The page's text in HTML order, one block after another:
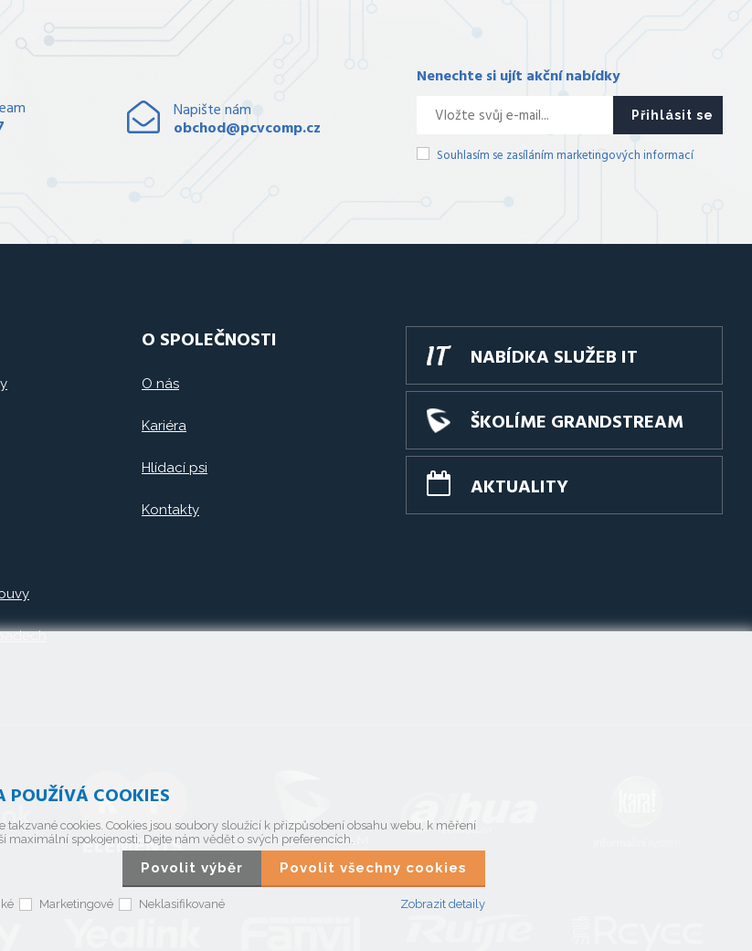
Napište nám
obchod@pcvcomp.cz
Nenechte si ujít akční nabídky
Přihlásit se
Souhlasím se zasíláním marketingových informací
O SPOLEČNOSTI
O nás
Kariéra
Hlídací psi
Kontakty
NABÍDKA SLUŽEB IT
ŠKOLÍME GRANDSTREAM
AKTUALITY
POUŽÍVÁ COOKIES
takzvané cookies. Cookies jsou soubory sloužící k přizpůsobení obsahu webu, k měření
maximální spokojenosti. Dejte nám vědět o svých preferencích.
Povolit výběr Povolit všechny cookies
Marketingové Neklasifikované Zobrazit detaily